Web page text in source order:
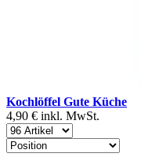
Kochlöffel Gute Küche
4,90 € inkl. MwSt.